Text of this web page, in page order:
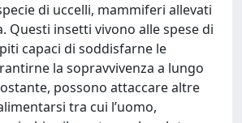
di uccelli, mammiferi allevati
Questi insetti vivono alle spese di
capaci di soddisfarne le
la sopravvivenza a lungo
possono attaccare altre
tra cui l’uomo,